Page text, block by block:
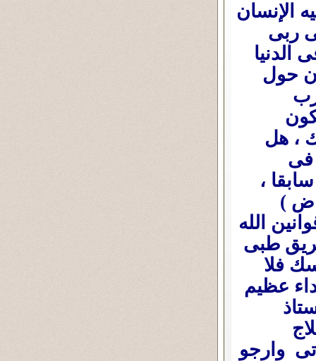
الإنسان
ربى
الدنيا
حول
، هل
فى
،
)
الله
طبى
فلا
عظيم
وارجو